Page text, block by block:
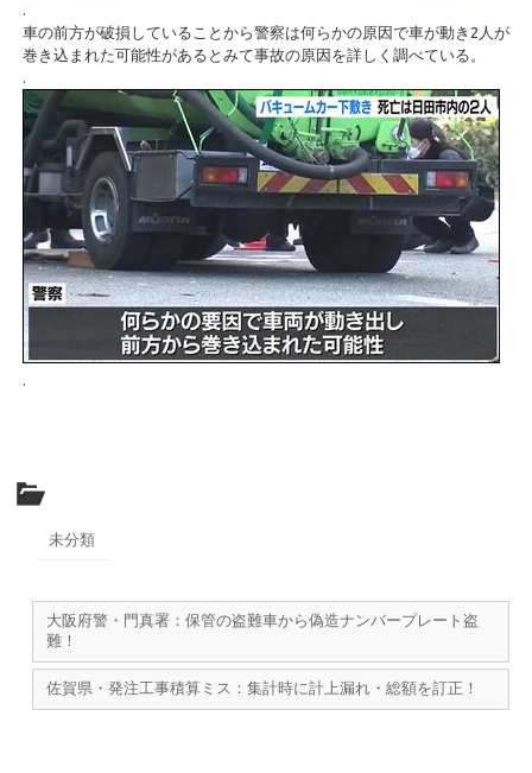
.
車の前方が破損していることから警察は何らかの原因で車が動き2人が
巻き込まれた可能性があるとみて事故の原因を詳しく調べている。
.
.
未分類
大阪府警・門真署：保管の盗難車から偽造ナンバープレート盗
難！
佐賀県・発注工事積算ミス：集計時に計上漏れ・総額を訂正！